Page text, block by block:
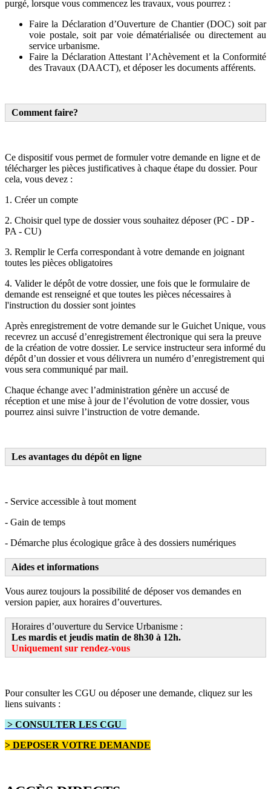
purgé, lorsque vous commencez les travaux, vous pourrez :
Faire la Déclaration d’Ouverture de Chantier (DOC) soit par
voie postale, soit par voie dématérialisée ou directement au
service urbanisme.
Faire la Déclaration Attestant l’Achèvement et la Conformité
des Travaux (DAACT), et déposer les documents afférents.
Comment faire?
Ce dispositif vous permet de formuler votre demande en ligne et de
télécharger les pièces justificatives à chaque étape du dossier. Pour
cela, vous devez :
1. Créer un compte
2. Choisir quel type de dossier vous souhaitez déposer (PC - DP -
PA - CU)
3. Remplir le Cerfa correspondant à votre demande en joignant
toutes les pièces obligatoires
4. Valider le dépôt de votre dossier, une fois que le formulaire de
demande est renseigné et que toutes les pièces nécessaires à
l'instruction du dossier sont jointes
Après enregistrement de votre demande sur le Guichet Unique, vous
recevrez un accusé d’enregistrement électronique qui sera la preuve
de la création de votre dossier. Le service instructeur sera informé du
dépôt d’un dossier et vous délivrera un numéro d’enregistrement qui
vous sera communiqué par mail.
Chaque échange avec l’administration génère un accusé de
réception et une mise à jour de l’évolution de votre dossier, vous
pourrez ainsi suivre l’instruction de votre demande.
Les avantages du dépôt en ligne
- Service accessible à tout moment
- Gain de temps
- Démarche plus écologique grâce à des dossiers numériques
Aides et informations
Vous aurez toujours la possibilité de déposer vos demandes en
version papier, aux horaires d’ouvertures.
Horaires d’ouverture du Service Urbanisme :
Les mardis et jeudis matin de 8h30 à 12h.
Uniquement sur rendez-vous
Pour consulter les CGU ou déposer une demande, cliquez sur les
liens suivants :
> CONSULTER LES CGU
> DEPOSER VOTRE DEMANDE